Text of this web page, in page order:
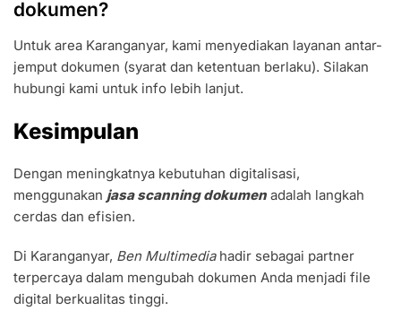
dokumen?
Untuk area Karanganyar, kami menyediakan layanan antar-
jemput dokumen (syarat dan ketentuan berlaku). Silakan
hubungi kami untuk info lebih lanjut.
Kesimpulan
Dengan meningkatnya kebutuhan digitalisasi,
menggunakan jasa scanning dokumen adalah langkah
cerdas dan efisien.
Di Karanganyar, Ben Multimediahadir sebagai partner
terpercaya dalam mengubah dokumen Anda menjadi file
digital berkualitas tinggi.